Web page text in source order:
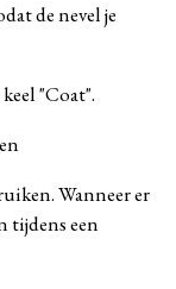
de nevel je
"Coat".
Wanneer er
tijdens een